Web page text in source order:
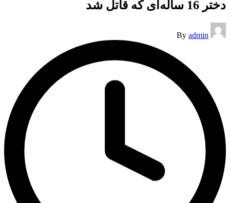
دختر 16 ساله‌ای که قاتل شد
Posted
by
By admin